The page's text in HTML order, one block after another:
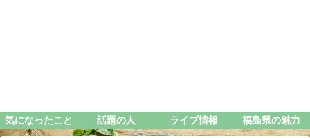
気になったこと 話題の人 ライブ情報 福島県の魅力